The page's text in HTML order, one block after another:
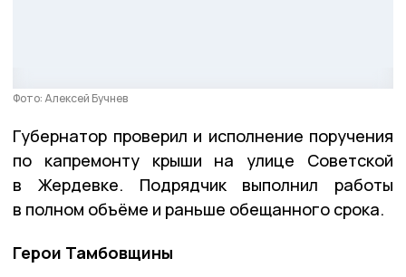
Фото: Алексей Бучнев
Губернатор проверил и исполнение поручения
по капремонту крыши на улице Советской
в Жердевке. Подрядчик выполнил работы
в полном объёме и раньше обещанного срока.
Герои Тамбовщины